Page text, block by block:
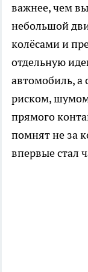
важнее, чем
небольшой
колёсами и
отдельную
автомобиль, а
риском,
прямого
помнят не за
впервые стал